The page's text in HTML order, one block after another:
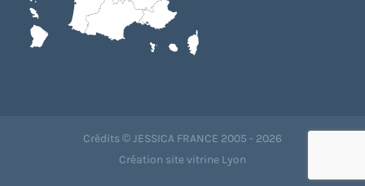
Crédits © JESSICA FRANCE 2005 - 2026
Création site vitrine Lyon